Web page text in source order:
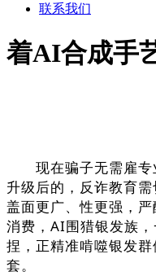
联系我们
着AI合成手
现在骗子无需雇专
升级后的，反诈教育
盖面更广、性更强，
消费，AI围猎银发族
捏，正精准啃噬银发
套。